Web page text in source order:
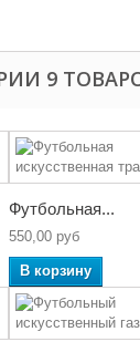
9
Футбольная...
550,00 руб
В корзину